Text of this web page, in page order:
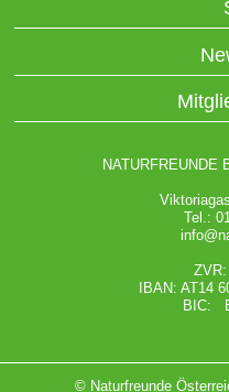
NATURFREUNDE
Tel.:
ZVR:
IBAN: AT14
BIC:
© Naturfreunde